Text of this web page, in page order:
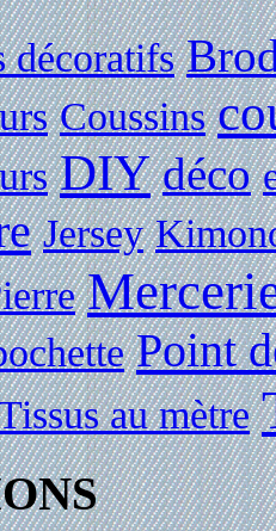
décoratifs
Coussins
DIY déco
Jersey
Point
au mètre